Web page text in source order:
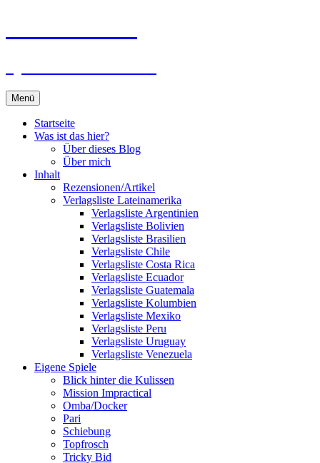
Menü
Startseite
Was ist das hier?
Über dieses Blog
Über mich
Inhalt
Rezensionen/Artikel
Verlagsliste Lateinamerika
Verlagsliste Argentinien
Verlagsliste Bolivien
Verlagsliste Brasilien
Verlagsliste Chile
Verlagsliste Costa Rica
Verlagsliste Ecuador
Verlagsliste Guatemala
Verlagsliste Kolumbien
Verlagsliste Mexiko
Verlagsliste Peru
Verlagsliste Uruguay
Verlagsliste Venezuela
Eigene Spiele
Blick hinter die Kulissen
Mission Impractical
Omba/Docker
Pari
Schiebung
Topfrosch
Tricky Bid